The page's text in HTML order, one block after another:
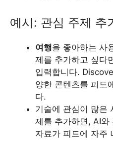
예시: 관심 주제 추
여행을 좋아하는 사
제를 추가하고 싶다
입력합니다.
양한 콘텐츠를 피드
다.
기술에 관심이 많은
제를 추가하면, AI와
자료가 피드에 자주